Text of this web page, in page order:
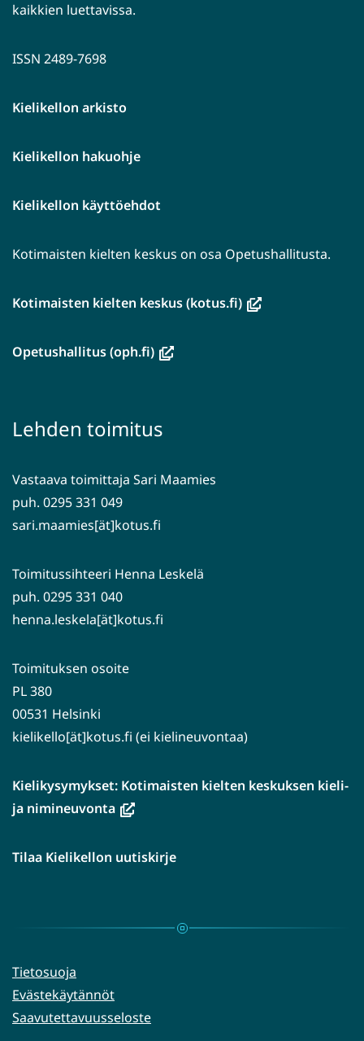
kaikkien luettavissa.
ISSN 2489-7698
Kielikellon arkisto
Kielikellon hakuohje
Kielikellon käyttöehdot
Kotimaisten kielten keskus on osa Opetushallitusta.
Kotimaisten kielten keskus (kotus.fi)(avautuu
Opetushallitus (oph.fi)(avautuu
toiseen
Lehden toimitus
Vastaava toimittaja Sari Maamies
puh. 0295 331 049
sari.maamies[ät]kotus.fi
Toimitussihteeri Henna Leskelä
puh. 0295 331 040
henna.leskela[ät]kotus.fi
Toimituksen osoite
PL 380
00531 Helsinki
kielikello[ät]kotus.fi (ei kielineuvontaa)
Kielikysymykset: Kotimaisten kielten keskuksen kieli-
ja nimineuvonta(avautuu
ikkunaan,
palveluun)
Tilaa Kielikellon uutiskirje
Tietosuoja
Evästekäytännöt
Saavutettavuusseloste